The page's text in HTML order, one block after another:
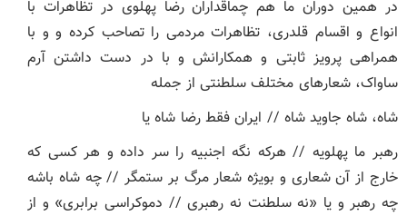
در همین دوران ما هم چماقداران رضا پهلوی در تظاهرات با
انواع و اقسام قلدری، تظاهرات مردمی را تصاحب کرده و و با
همراهی پرویز ثابتی و همکارانش و با در دست داشتن آرم
ساواک، شعارهای مختلف سلطنتی از جمله
شاه، شاه جاوید شاه // ایران فقط رضا شاه یا
رهبر ما پهلویه // هرکه نگه اجنبیه را سر داده و هر کسی که
خارج از آن شعاری و بویژه شعار مرگ بر ستمگر // چه شاه باشه
چه رهبر و یا «نه سلطنت نه رهبری // دموکراسی برابری» و از